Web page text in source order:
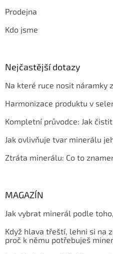
Prodejna
Kdo jsme
Nejčastější dotazy
Na které ruce nosit náramky
Harmonizace produktu v
Kompletní průvodce: Jak
Jak ovlivňuje tvar minerálu
Ztráta minerálu: Co to
MAGAZÍN
Jak vybrat minerál podle
Když hlava třeští, lehni si na
proč k němu potřebuješ